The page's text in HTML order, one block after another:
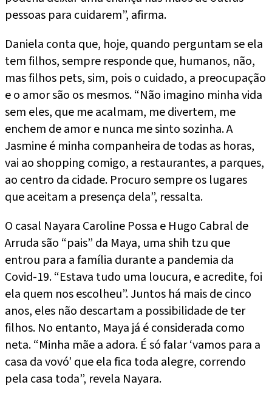
pessoas para cuidarem”, afirma.
Daniela conta que, hoje, quando perguntam se ela
tem filhos, sempre responde que, humanos, não,
mas filhos pets, sim, pois o cuidado, a preocupação
e o amor são os mesmos. “Não imagino minha vida
sem eles, que me acalmam, me divertem, me
enchem de amor e nunca me sinto sozinha. A
Jasmine é minha companheira de todas as horas,
vai ao shopping comigo, a restaurantes, a parques,
ao centro da cidade. Procuro sempre os lugares
que aceitam a presença dela”, ressalta.
O casal Nayara Caroline Possa e Hugo Cabral de
Arruda são “pais” da Maya, uma shih tzu que
entrou para a família durante a pandemia da
Covid-19. “Estava tudo uma loucura, e acredite, foi
ela quem nos escolheu”. Juntos há mais de cinco
anos, eles não descartam a possibilidade de ter
filhos. No entanto, Maya já é considerada como
neta. “Minha mãe a adora. É só falar ‘vamos para a
casa da vovó’ que ela fica toda alegre, correndo
pela casa toda”, revela Nayara.